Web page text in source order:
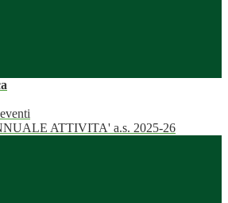
ATTIVITA' a.s. 2025-26